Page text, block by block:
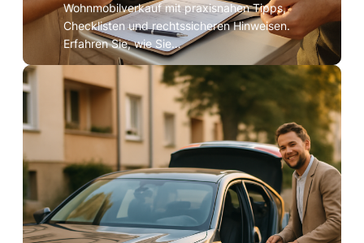
Wohnmobilverkauf mit praxisnahen Tipps,
Checklisten und rechtssicheren Hinweisen.
Erfahren Sie, wie Sie…